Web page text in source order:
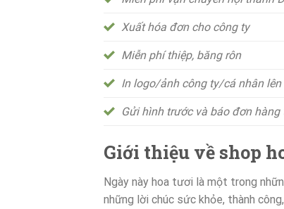
Xuất hóa đơn cho công ty
Miễn phí thiệp, băng rôn
In logo/ảnh công ty/cá nhân lên
Gửi hình trước và báo đơn hàng
Giới thiệu về shop
Ngày này hoa tươi là một trong
những lời chúc sức khỏe, thành